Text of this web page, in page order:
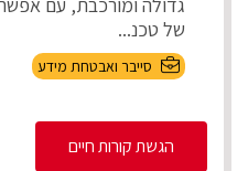
של טכנ...
סייבר ואבטחת מידע
הגשת קורות חיים